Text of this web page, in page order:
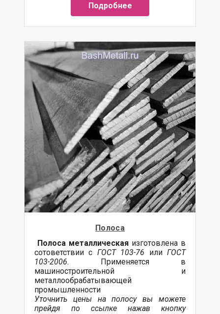
Подробнее
Полоса
Полоса металлическая изготовлена в
сотоветствии с ГОСТ 103-76 илиГОСТ
103-2006. Применяется в
машиностроительной и
металлообрабатывающей
промышленности
Уточнить цены на полосу вы можете
прейдя по ссылке нажав кнопку